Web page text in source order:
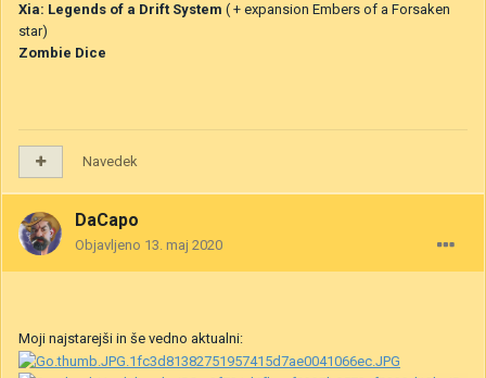
Xia: Legends of a Drift System ( + expansion Embers of a Forsaken
star)
Zombie Dice
Navedek
DaCapo
Objavljeno 13. maj 2020
Moji najstarejši in še vedno aktualni: